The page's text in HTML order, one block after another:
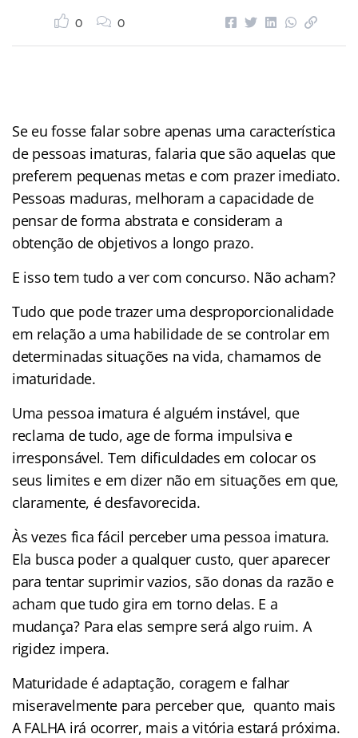
0 0
Se eu fosse falar sobre apenas uma característica
de pessoas imaturas, falaria que são aquelas que
preferem pequenas metas e com prazer imediato.
Pessoas maduras, melhoram a capacidade de
pensar de forma abstrata e consideram a
obtenção de objetivos a longo prazo.
E isso tem tudo a ver com concurso. Não acham?
Tudo que pode trazer uma desproporcionalidade
em relação a uma habilidade de se controlar em
determinadas situações na vida, chamamos de
imaturidade.
Uma pessoa imatura é alguém instável, que
reclama de tudo, age de forma impulsiva e
irresponsável. Tem dificuldades em colocar os
seus limites e em dizer não em situações em que,
claramente, é desfavorecida.
Às vezes fica fácil perceber uma pessoa imatura.
Ela busca poder a qualquer custo, quer aparecer
para tentar suprimir vazios, são donas da razão e
acham que tudo gira em torno delas. E a
mudança? Para elas sempre será algo ruim. A
rigidez impera.
Maturidade é adaptação, coragem e falhar
miseravelmente para perceber que, quanto mais
A FALHA irá ocorrer, mais a vitória estará próxima.